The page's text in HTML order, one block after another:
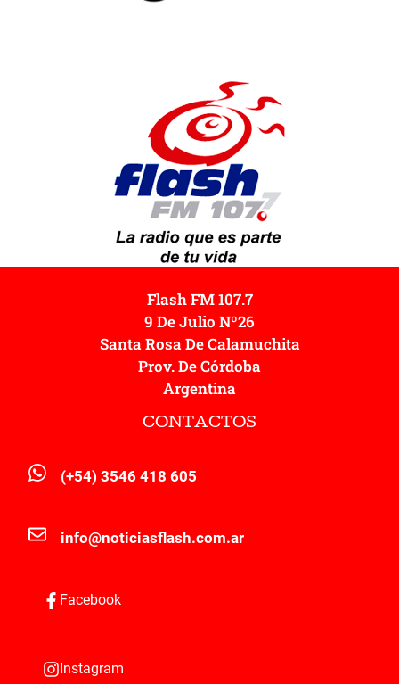
Flash FM 107.7
9 De Julio Nº26
Santa Rosa De Calamuchita
Prov. De Córdoba
Argentina
CONTACTOS
(+54) 3546 418 605
info@noticiasflash.com.ar
Facebook
Instagram